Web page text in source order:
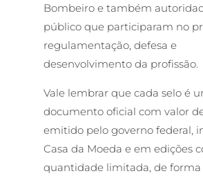
Bombeiro e também
público que participaram no
regulamentação, defesa e
desenvolvimento da profissão.
Vale lembrar que cada selo é
documento oficial com valor
emitido pelo governo federal,
Casa da Moeda e em edições
quantidade limitada, de forma